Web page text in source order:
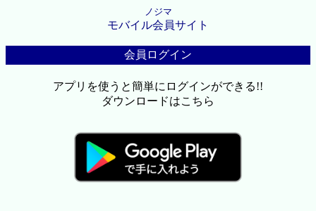
ノジマ
モバイル会員サイト
会員ログイン
アプリを使うと簡単にログインができる!!
ダウンロードはこちら